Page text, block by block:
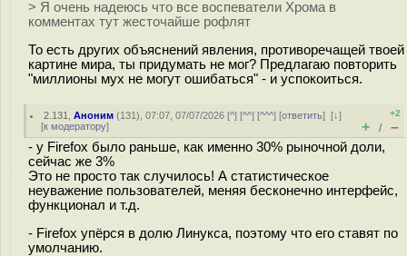
> Я очень надеюсь что все воспеватели Хрома в
комментах тут жесточайше рофлят
То есть других объяснений явления, противоречащей твоей
картине мира, ты придумать не мог? Предлагаю повторить
"миллионы мух не могут ошибаться" - и успокоиться.
2.131 ,Аноним (131), 07:07, 07/07/2026 [^] [^^] [^^^] [ответить][↓]
[к модератору]
+2
+ / –
- у Firefox было раньше, как именно 30% рыночной доли,
сейчас же 3%
Это не просто так случилось! А статистическое
неуважение пользователей, меняя бесконечно интерфейс,
функционал и т.д.
- Firefox упёрся в долю Линукса, поэтому что его ставят по
умолчанию.